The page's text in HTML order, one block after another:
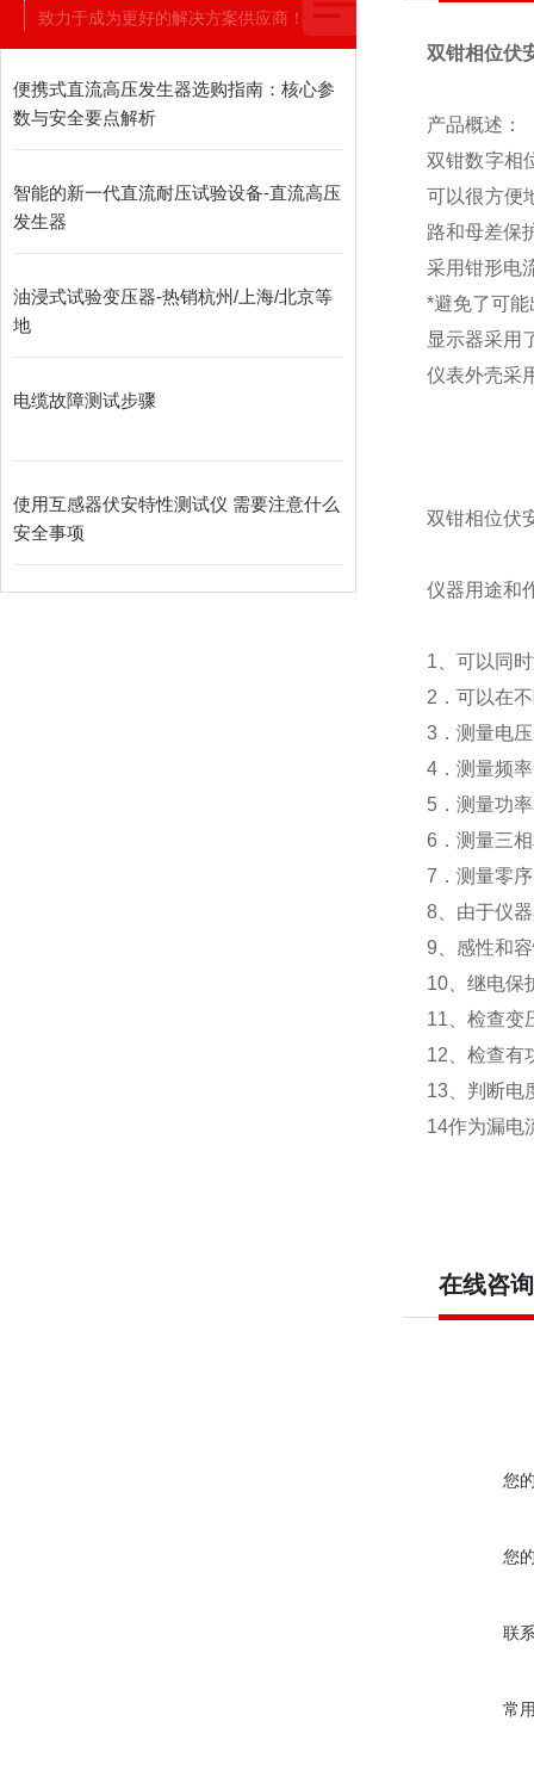
致力于成为更好的解决方案供应商！
便携式直流高压发生器选购指南：核心参
数与安全要点解析
智能的新一代直流耐压试验设备-直流高压
发生器
油浸式试验变压器-热销杭州/上海/北京等
地
电缆故障测试步骤
使用互感器伏安特性测试仪 需要注意什么
安全事项
双钳相位伏
产品概述：
双钳数字相
可以很方便
路和母差保
采用钳形电
*避免了可
显示器采用
仪表外壳采
双钳相位伏
仪器用途和
1、可以同
2．可以在
3．测量电
4．测量频
5．测量功
6．测量三
7．测量零
8、由于仪
9、感性和
10、继电保
11、检查变
12、检查有
13、判断电
14作为漏电
在线咨询
您
您
联
常